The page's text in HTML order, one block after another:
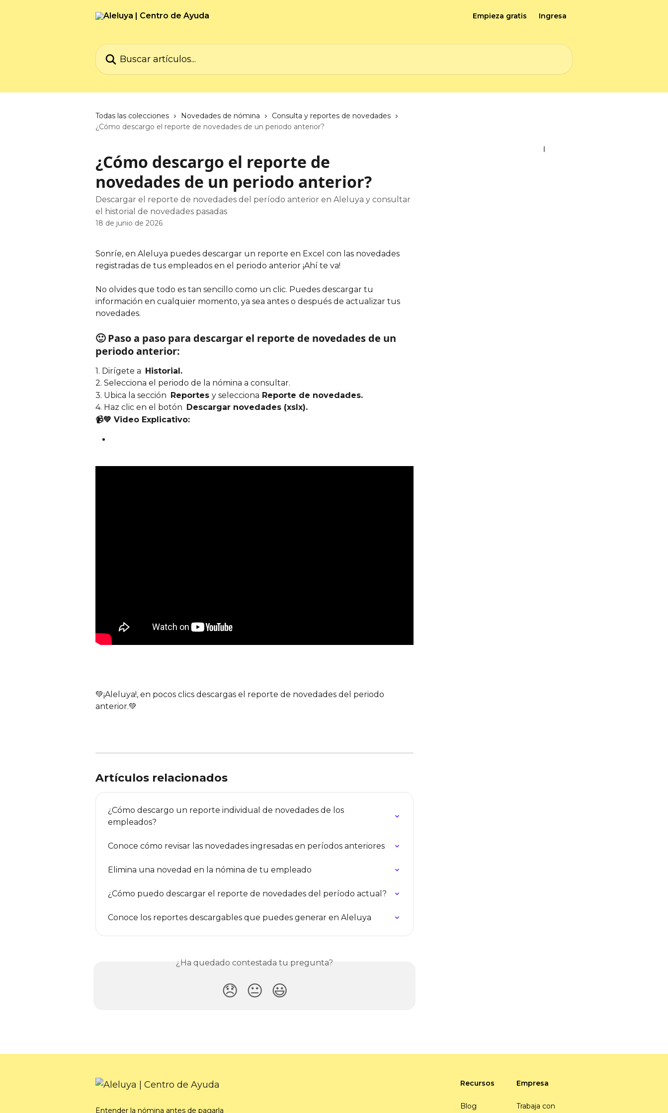
Empieza gratis Ingresa
Buscar artículos...
Todas las colecciones Novedades de nómina
Consulta y reportes de novedades
¿Cómo descargo el reporte de novedades de un periodo anterior?
¿Cómo descargo el reporte de
novedades de un periodo anterior?
Descargar el reporte de novedades del período anterior en Aleluya y consultar
el historial de novedades pasadas
18 de junio de 2026
Sonríe, en Aleluya puedes descargar un reporte en Excel con las novedades
registradas de tus empleados en el periodo anterior ¡Ahí te va!
No olvides que todo es tan sencillo como un clic. Puedes descargar tu
información en cualquier momento, ya sea antes o después de actualizar tus
novedades.
🙂 Paso a paso para descargar el reporte de novedades de un
periodo anterior:
1. Dirígete a Historial.
2. Selecciona el periodo de la nómina a consultar.
3. Ubica la sección Reportes y selecciona Reporte de novedades.
4. Haz clic en el botón
Descargar novedades (xslx).
📹💚 Video Explicativo:
💚¡Aleluya!, en pocos clics descargas el reporte de novedades del periodo
anterior.💚
Artículos relacionados
¿Cómo descargo un reporte individual de novedades de los
empleados?
Conoce cómo revisar las novedades ingresadas en períodos anteriores
Elimina una novedad en la nómina de tu empleado
¿Cómo puedo descargar el reporte de novedades del período actual?
Conoce los reportes descargables que puedes generar en Aleluya
¿Ha quedado contestada tu pregunta?
😞 😐 😃
Entender la nómina antes de pagarla
Recursos
Blog
Empresa
Trabaja con